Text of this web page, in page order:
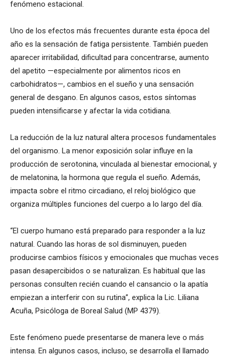
fenómeno estacional.
Uno de los efectos más frecuentes durante esta época del
año es la sensación de fatiga persistente. También pueden
aparecer irritabilidad, dificultad para concentrarse, aumento
del apetito —especialmente por alimentos ricos en
carbohidratos—, cambios en el sueño y una sensación
general de desgano. En algunos casos, estos síntomas
pueden intensificarse y afectar la vida cotidiana.
La reducción de la luz natural altera procesos fundamentales
del organismo. La menor exposición solar influye en la
producción de serotonina, vinculada al bienestar emocional, y
de melatonina, la hormona que regula el sueño. Además,
impacta sobre el ritmo circadiano, el reloj biológico que
organiza múltiples funciones del cuerpo a lo largo del día.
“El cuerpo humano está preparado para responder a la luz
natural. Cuando las horas de sol disminuyen, pueden
producirse cambios físicos y emocionales que muchas veces
pasan desapercibidos o se naturalizan. Es habitual que las
personas consulten recién cuando el cansancio o la apatía
empiezan a interferir con su rutina”, explica la Lic. Liliana
Acuña, Psicóloga de Boreal Salud (MP 4379).
Este fenómeno puede presentarse de manera leve o más
intensa. En algunos casos, incluso, se desarrolla el llamado